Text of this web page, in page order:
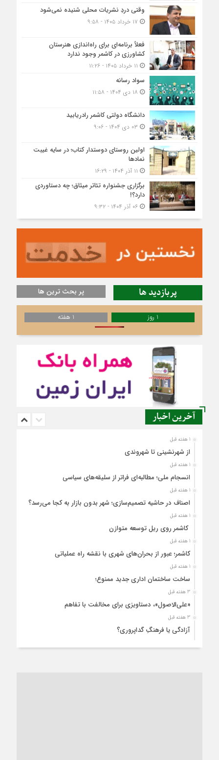
وقتی دردِ نشریات محلی شنیده نمی‌شود
فعلاً برنامه‌ای برای راه‌اندازی هنرستان
کشاورزی در کاشمر وجود ندارد
سواد رسانه
دانشگاه دولتی کاشمر‌ رادریابید
اولین روستای دوستدار کتاب؛ در سایه غیبت
نمادها
برگزاری جشنواره تئاتر میثاق؛ چه دستاوردی
دارد؟!
۰۶ آذر ۱۴۰۴ - ۹:۳۲
پربازدید ها پر بحث ترین ها
1 روز 1 هفته
آخرین اخبار
1 هفته قبل
از شهرنشینی تا شهروندی
1 هفته قبل
انسجام ملی؛ مطالبه‌ای فراتر از سلیقه‌های سیاسی
1 هفته قبل
اصناف در حاشیه تصمیم‌سازی؛ شهر بدون بازار به کجا می‌رسد؟
1 هفته قبل
کاشمر روی ریل توسعه متوازن
1 هفته قبل
کاشمر؛ عبور از بحران‌های شهری با نقشه راه عملیاتی
1 هفته قبل
ساخت ساختمان اداری جدید ممنوع؛
3 هفته قبل
«علی‌الاصول»، دستاویزی برای مخالفت با تفاهم
3 هفته قبل
آزادگی یا فرهنگِ گداپروری؟